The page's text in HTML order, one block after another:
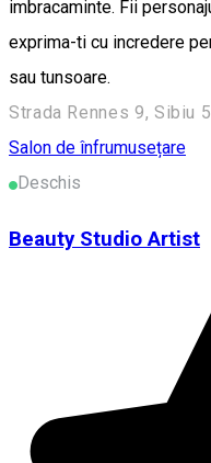
imbracaminte. Fii
exprima-ti cu incredere
sau tunsoare.
Strada Rennes 9, Sibiu
Salon de înfrumusețare
Deschis
Beauty Studio Artist